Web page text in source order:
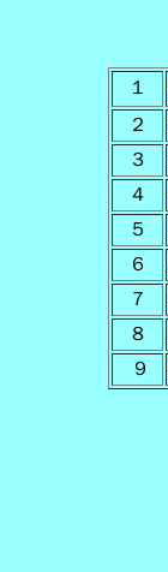
１
２
３
４
５
６
７
８
９